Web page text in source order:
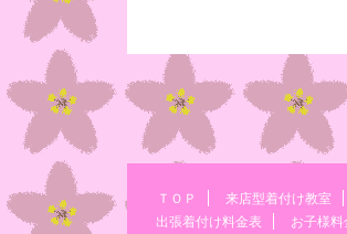
ＴＯＰ 来店型着付け教室
出張着付け料金表
お子様料